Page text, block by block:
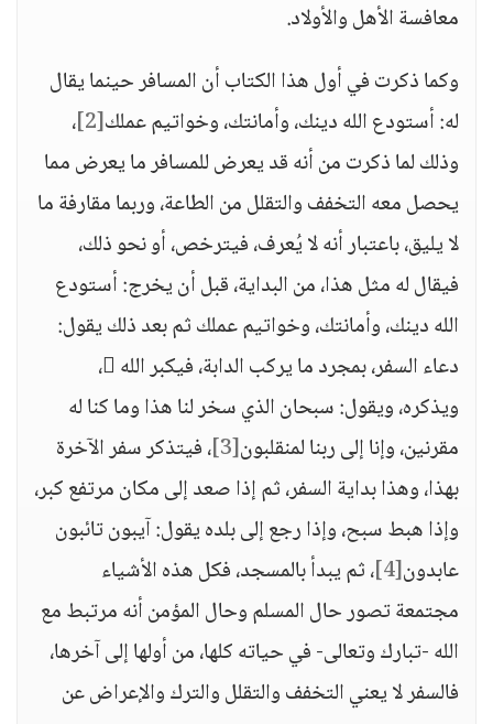
معافسة الأهل والأولاد.
وكما ذكرت في أول هذا الكتاب أن المسافر حينما يقال
له: أستودع الله دينك، وأمانتك، وخواتيم عملك[2] ،
وذلك لما ذكرت من أنه قد يعرض للمسافر ما يعرض مما
يحصل معه التخفف والتقلل من الطاعة، وربما مقارفة ما
لا يليق، باعتبار أنه لا يُعرف، فيترخص، أو نحو ذلك،
فيقال له مثل هذا، من البداية، قبل أن يخرج: أستودع
الله دينك، وأمانتك، وخواتيم عملك ثم بعد ذلك يقول:
دعاء السفر، بمجرد ما يركب الدابة، فيكبر الله ،
ويذكره، ويقول: سبحان الذي سخر لنا هذا وما كنا له
مقرنين، وإنا إلى ربنا لمنقلبون[3] ، فيتذكر سفر الآخرة
بهذا، وهذا بداية السفر، ثم إذا صعد إلى مكان مرتفع كبر،
وإذا هبط سبح، وإذا رجع إلى بلده يقول: آيبون تائبون
عابدون[4] ، ثم يبدأ بالمسجد، فكل هذه الأشياء
مجتمعة تصور حال المسلم وحال المؤمن أنه مرتبط مع
الله -تبارك وتعالى- في حياته كلها، من أولها إلى آخرها،
فالسفر لا يعني التخفف والتقلل والترك والإعراض عن